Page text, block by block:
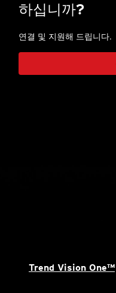
하십니까?
연결 및 지원해 드립니다.
Trend Vision One™